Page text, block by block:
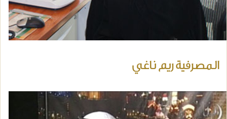
المصرفية ريم ناغي